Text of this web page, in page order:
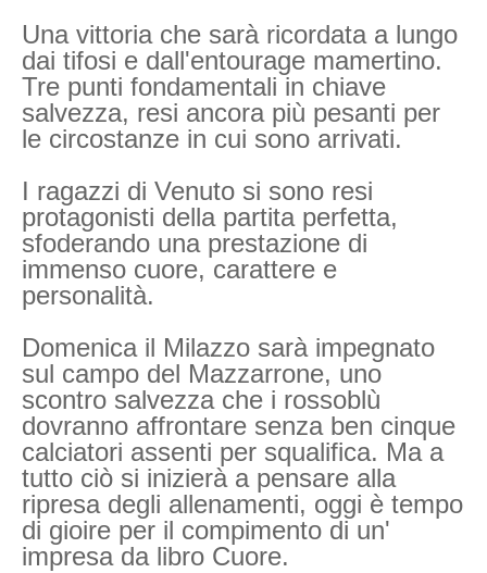
Una vittoria che sarà ricordata a lungo
dai tifosi e dall'entourage mamertino.
Tre punti fondamentali in chiave
salvezza, resi ancora più pesanti per
le circostanze in cui sono arrivati.
I ragazzi di Venuto si sono resi
protagonisti della partita perfetta,
sfoderando una prestazione di
immenso cuore, carattere e
personalità.
Domenica il Milazzo sarà impegnato
sul campo del Mazzarrone, uno
scontro salvezza che i rossoblù
dovranno affrontare senza ben cinque
calciatori assenti per squalifica. Ma a
tutto ciò si inizierà a pensare alla
ripresa degli allenamenti, oggi è tempo
di gioire per il compimento di un'
impresa da libro Cuore.